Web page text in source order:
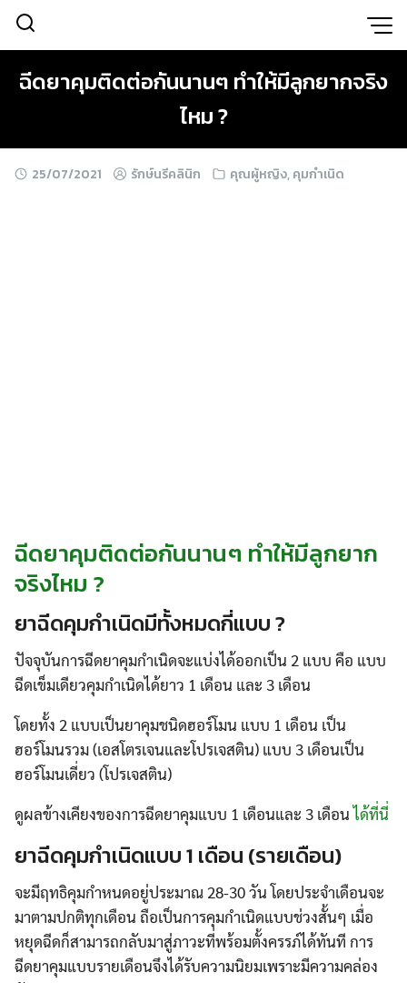
Skip
ฉีดยาคุมติดต่อกันนานๆ ทำให้มีลูกยากจริง
ไหม ?
25/07/2021 รักษ์นรีคลินิก คุณผู้หญิง,คุมกำเนิด
ฉีดยาคุมติดต่อกันนานๆ ทำให้มีลูกยาก
จริงไหม ?
ยาฉีดคุมกำเนิดมีทั้งหมดกี่แบบ ?
ปัจจุบันการฉีดยาคุมกำเนิดจะแบ่งได้ออกเป็น 2 แบบ คือ แบบ
ฉีดเข็มเดียวคุมกำเนิดได้ยาว 1 เดือน และ 3 เดือน
โดยทั้ง 2 แบบเป็นยาคุมชนิดฮอร์โมน แบบ 1 เดือน เป็น
ฮอร์โมนรวม (เอสโตรเจนและโปรเจสติน) แบบ 3 เดือนเป็น
ฮอร์โมนเดี่ยว (โปรเจสติน)
ดูผลข้างเคียงของการฉีดยาคุมแบบ 1 เดือนและ 3 เดือนได้ที่นี่
ยาฉีดคุมกำเนิดแบบ 1 เดือน (รายเดือน)
จะมีฤทธิคุมกำหนดอยู่ประมาณ 28-30 วัน โดยประจำเดือนจะ
มาตามปกติทุกเดือน ถือเป็นการคุมกำเนิดแบบช่วงสั้นๆ เมื่อ
หยุดฉีดก็สามารถกลับมาสู่ภาวะที่พร้อมตั้งครรภ์ได้ทันที การ
ฉีดยาคุมแบบรายเดือนจึงได้รับความนิยมเพราะมีความคล่อง